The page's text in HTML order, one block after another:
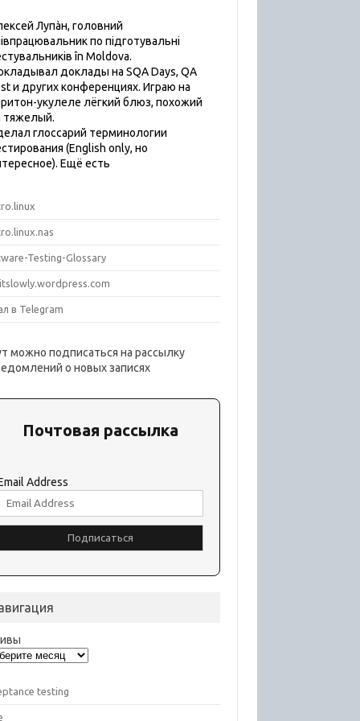
Лупàн, головний
по підготувальні
în Moldova.
доклады на SQA Days, QA
и других конференциях. Играю на
укулеле лёгкий блюз, похожий
тяжелый.
глоссарий терминологии
(English only, но
Ещё есть
Testing-Glossary
в Telegram
можно подписаться на рассылку
о новых записях
Почтовая рассылка
Address
testing